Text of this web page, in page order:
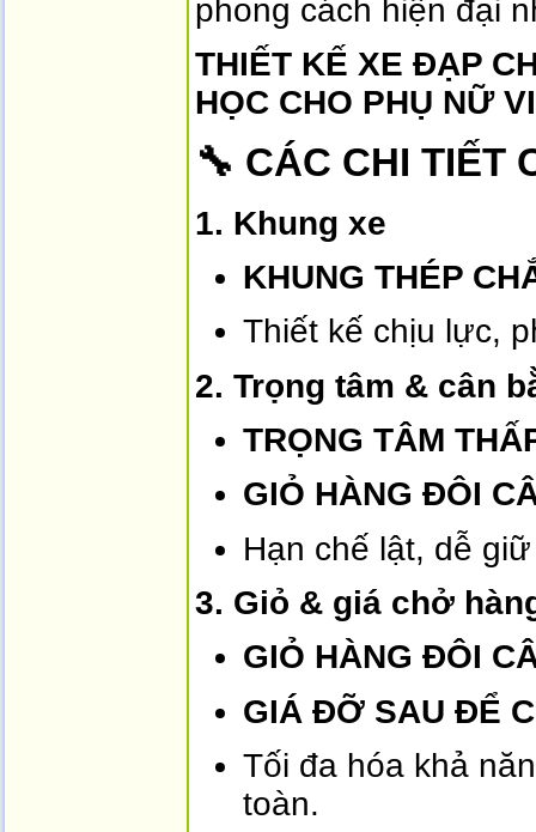
THIẾT KẾ XE ĐẠP
HỌC CHO PHỤ NỮ
🔧 CÁC CHI TIẾT
1. Khung xe
KHUNG THÉP
Thiết kế chịu lực,
2. Trọng tâm & cân
TRỌNG TÂM
GIỎ HÀNG ĐÔI
Hạn chế lật, dễ
3. Giỏ & giá chở
GIỎ HÀNG ĐÔI
GIÁ ĐỠ SAU ĐỂ
Tối đa hóa khả
toàn.